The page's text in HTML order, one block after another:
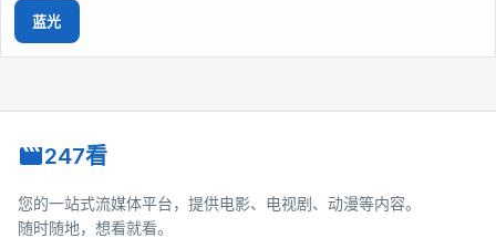
蓝光
247看
您的一站式流媒体平台，提供电影、电视剧、动漫等内容。
随时随地，想看就看。